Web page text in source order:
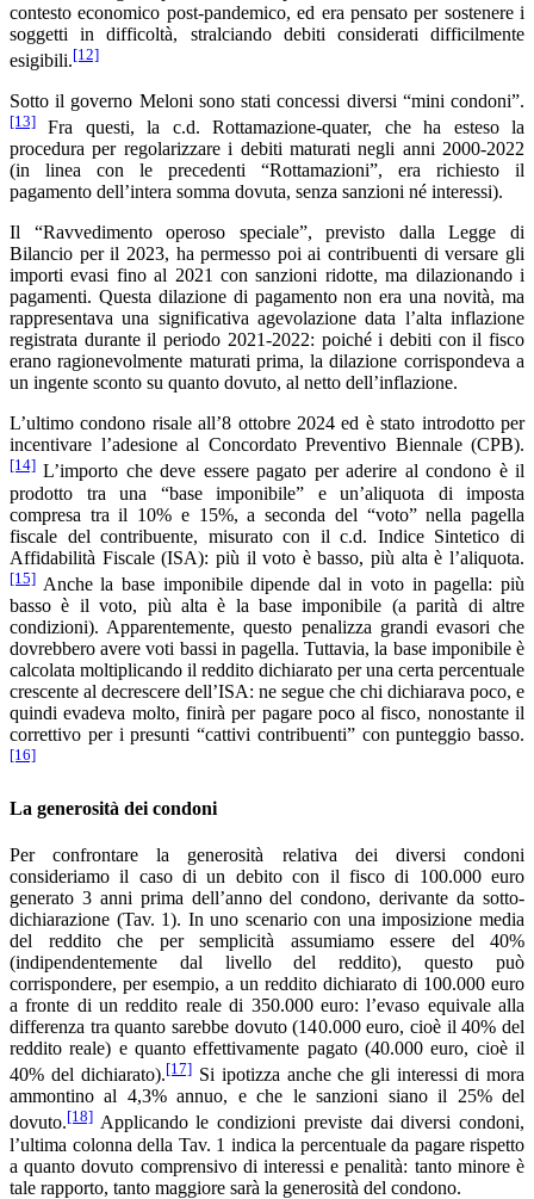
contesto economico post-pandemico, ed era pensato per sostenere i
soggetti in difficoltà, stralciando debiti considerati difficilmente
esigibili.[12]
Sotto il governo Meloni sono stati concessi diversi “mini condoni”.
[13] Fra questi, la c.d. Rottamazione-quater, che ha esteso la
procedura per regolarizzare i debiti maturati negli anni 2000-2022
(in linea con le precedenti “Rottamazioni”, era richiesto il
pagamento dell’intera somma dovuta, senza sanzioni né interessi).
Il “Ravvedimento operoso speciale”, previsto dalla Legge di
Bilancio per il 2023, ha permesso poi ai contribuenti di versare gli
importi evasi fino al 2021 con sanzioni ridotte, ma dilazionando i
pagamenti. Questa dilazione di pagamento non era una novità, ma
rappresentava una significativa agevolazione data l’alta inflazione
registrata durante il periodo 2021-2022: poiché i debiti con il fisco
erano ragionevolmente maturati prima, la dilazione corrispondeva a
un ingente sconto su quanto dovuto, al netto dell’inflazione.
L’ultimo condono risale all’8 ottobre 2024 ed è stato introdotto per
incentivare l’adesione al Concordato Preventivo Biennale (CPB).
[14] L’importo che deve essere pagato per aderire al condono è il
prodotto tra una “base imponibile” e un’aliquota di imposta
compresa tra il 10% e 15%, a seconda del “voto” nella pagella
fiscale del contribuente, misurato con il c.d. Indice Sintetico di
Affidabilità Fiscale (ISA): più il voto è basso, più alta è l’aliquota.
[15] Anche la base imponibile dipende dal in voto in pagella: più
basso è il voto, più alta è la base imponibile (a parità di altre
condizioni). Apparentemente, questo penalizza grandi evasori che
dovrebbero avere voti bassi in pagella. Tuttavia, la base imponibile è
calcolata moltiplicando il reddito dichiarato per una certa percentuale
crescente al decrescere dell’ISA: ne segue che chi dichiarava poco, e
quindi evadeva molto, finirà per pagare poco al fisco, nonostante il
correttivo per i presunti “cattivi contribuenti” con punteggio basso.
[16]
La generosità dei condoni
Per confrontare la generosità relativa dei diversi condoni
consideriamo il caso di un debito con il fisco di 100.000 euro
generato 3 anni prima dell’anno del condono, derivante da sotto-
dichiarazione (Tav. 1). In uno scenario con una imposizione media
del reddito che per semplicità assumiamo essere del 40%
(indipendentemente dal livello del reddito), questo può
corrispondere, per esempio, a un reddito dichiarato di 100.000 euro
a fronte di un reddito reale di 350.000 euro: l’evaso equivale alla
differenza tra quanto sarebbe dovuto (140.000 euro, cioè il 40% del
reddito reale) e quanto effettivamente pagato (40.000 euro, cioè il
40% del dichiarato).[17]Si ipotizza anche che gli interessi di mora
ammontino al 4,3% annuo, e che le sanzioni siano il 25% del
dovuto.[18] Applicando le condizioni previste dai diversi condoni,
l’ultima colonna della Tav. 1 indica la percentuale da pagare rispetto
a quanto dovuto comprensivo di interessi e penalità: tanto minore è
tale rapporto, tanto maggiore sarà la generosità del condono.